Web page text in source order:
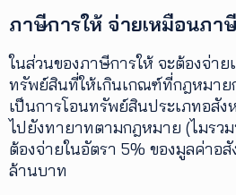
ภาษีการให้ จ่ายเหมือนภา
ในส่วนของภาษีการให้ จะต้องจ่าย
ทรัพย์สินที่ให้เกินเกณฑ์ที่กฎหมาย
เป็นการโอนทรัพย์สินประเภทอสั
ไปยังทายาทตามกฎหมาย (ไมรว
ต้องจ่ายในอัตรา 5% ของมูลค่าอ
ล้านบาท